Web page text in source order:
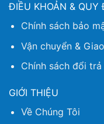
ĐIỀU KHOẢN & QUY
Chính sách bảo
Vận chuyển &
Chính sách đổi trả
GIỚI THIỆU
Về Chúng Tôi